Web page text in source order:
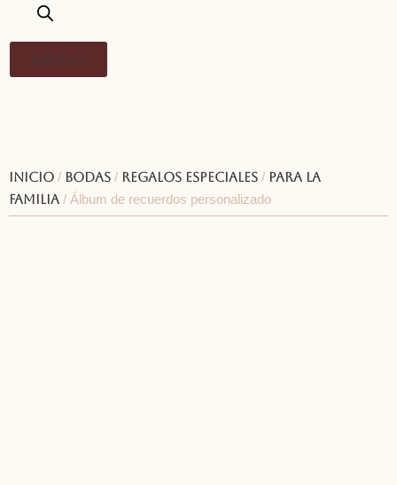
0,00 € 0
Inicio / Bodas / Regalos especiales / Para la
familia / Álbum de recuerdos personalizado